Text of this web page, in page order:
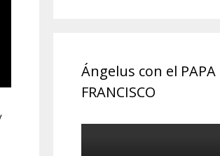
Ángelus con el PAPA
FRANCISCO